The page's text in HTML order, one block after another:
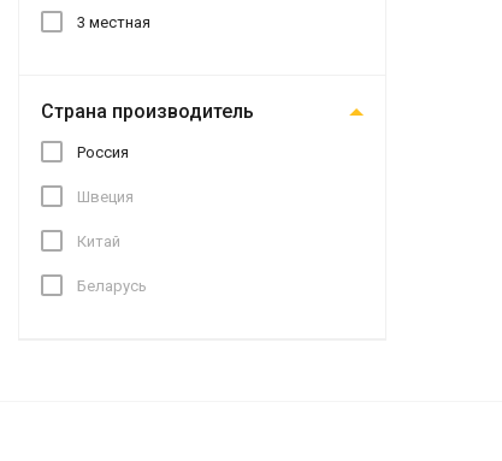
3 местная
Страна производитель
Россия
Швеция
Китай
Беларусь